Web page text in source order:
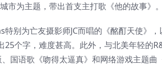
市为主题，带出首支主打歌《他的故事》。
特别为亡友摄影师JC而唱的《酩酊天使》
25个字，难度甚高。此外，与北美年轻的
国语歌《吻得太逼真》和网络游戏主题曲